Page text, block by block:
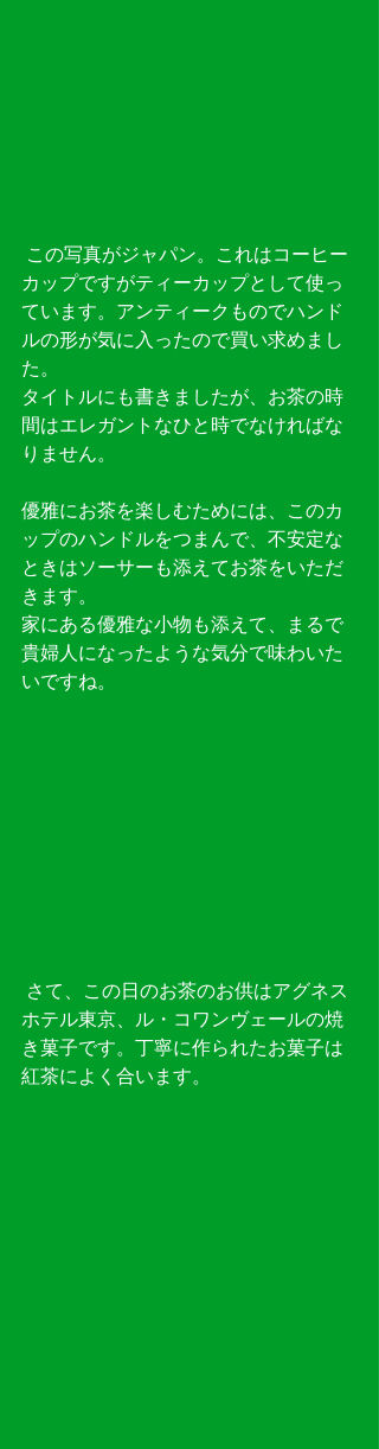
カップですがティーカップとして使っ
ています。アンティークものでハンド
ルの形が気に入ったので買い求めまし
た。
タイトルにも書きましたが、お茶の時
間はエレガントなひと時でなければな
りません。
優雅にお茶を楽しむためには、このカ
ップのハンドルをつまんで、不安定な
ときはソーサーも添えてお茶をいただ
きます。
家にある優雅な小物も添えて、まるで
貴婦人になったような気分で味わいた
いですね。
ホテル東京、ル・コワンヴェールの焼
き菓子です。丁寧に作られたお菓子は
紅茶によく合います。